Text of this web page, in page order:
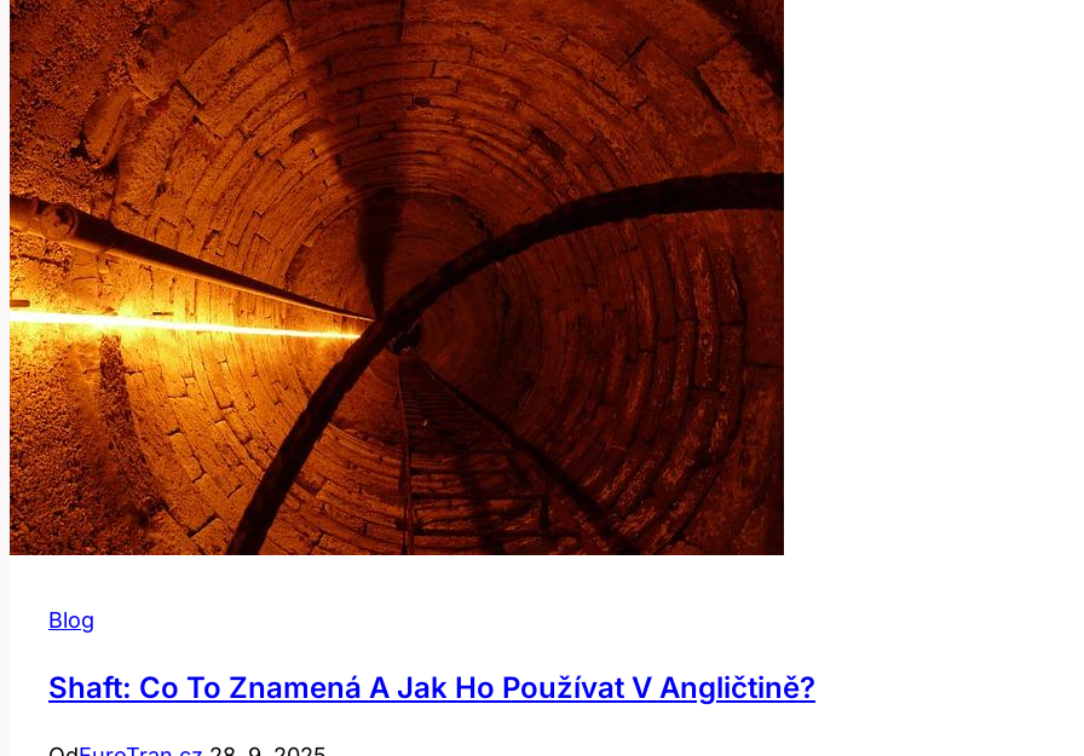
Blog
Shaft: Co To Znamená A Jak Ho Používat V Angličtině?